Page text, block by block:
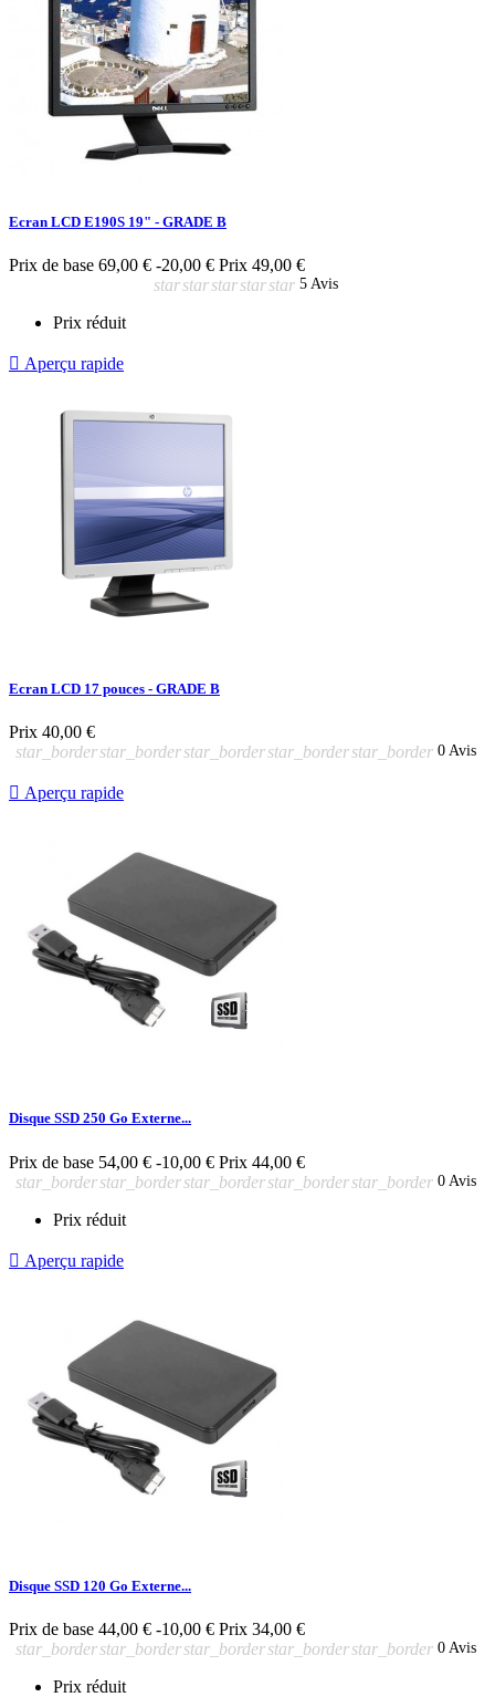
Ecran LCD E190S 19" - GRADE B
Prix de base 69,00 € -20,00 € Prix 49,00 €
starstarstarstarstar 5 Avis
Prix réduit
 Aperçu rapide
Ecran LCD 17 pouces - GRADE B
Prix 40,00 €
star_borderstar_borderstar_borderstar_borderstar_border 0 Avis
 Aperçu rapide
Disque SSD 250 Go Externe...
Prix de base 54,00 € -10,00 € Prix 44,00 €
star_borderstar_borderstar_borderstar_borderstar_border 0 Avis
Prix réduit
 Aperçu rapide
Disque SSD 120 Go Externe...
Prix de base 44,00 € -10,00 € Prix 34,00 €
star_borderstar_borderstar_borderstar_borderstar_border 0 Avis
Prix réduit